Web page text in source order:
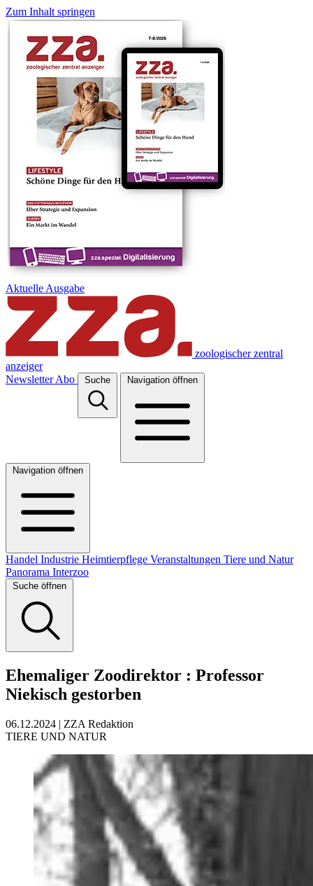
Zum Inhalt springen
Aktuelle Ausgabe
zoologischer zentral
anzeiger
Newsletter Abo Suche Navigation öffnen
Navigation öffnen
Handel Industrie Heimtierpflege Veranstaltungen Tiere und Natur
Panorama Interzoo
Suche öffnen
Ehemaliger Zoodirektor : Professor
Niekisch gestorben
06.12.2024 | ZZA Redaktion
TIERE UND NATUR